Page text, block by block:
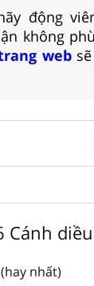
động
không
websẽ
Cánh
nhất)